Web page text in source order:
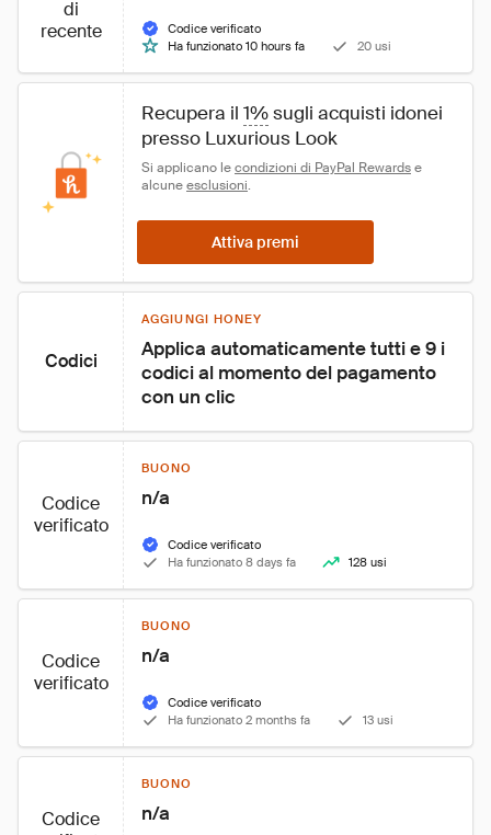
di
recente
Codice verificato
Ha funzionato 10 hours fa
20 usi
Recupera il 1% sugli acquisti idonei
presso Luxurious Look
Si applicano le condizioni di PayPal Rewards e
alcune esclusioni.
Attiva premi
Codici
AGGIUNGI HONEY
Applica automaticamente tutti e 9 i
codici al momento del pagamento
con un clic
Codice
verificato
BUONO
n/a
Codice verificato
Ha funzionato 8 days fa
128 usi
Codice
verificato
BUONO
n/a
Codice verificato
Ha funzionato 2 months fa
13 usi
Codice
BUONO
n/a